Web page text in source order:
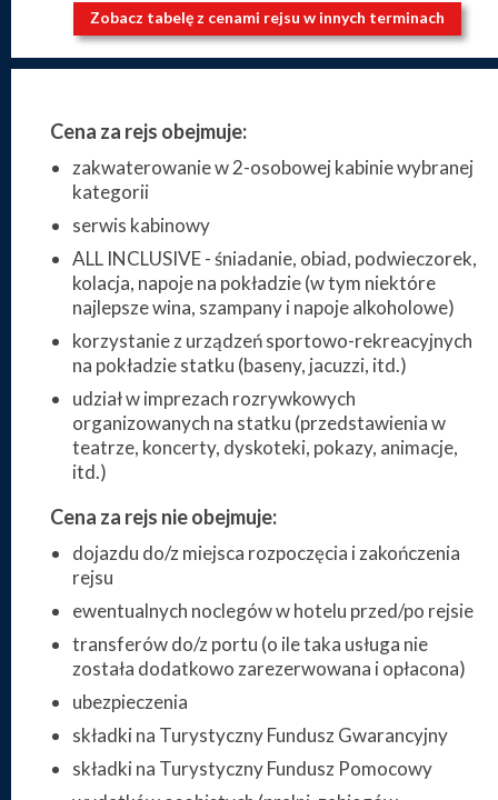
Zobacz tabelę z cenami rejsu w innych terminach
Cena za rejs obejmuje:
zakwaterowanie w 2-osobowej kabinie wybranej
kategorii
serwis kabinowy
ALL INCLUSIVE - śniadanie, obiad, podwieczorek,
kolacja, napoje na pokładzie (w tym niektóre
najlepsze wina, szampany i napoje alkoholowe)
korzystanie z urządzeń sportowo-rekreacyjnych
na pokładzie statku (baseny, jacuzzi, itd.)
udział w imprezach rozrywkowych
organizowanych na statku (przedstawienia w
teatrze, koncerty, dyskoteki, pokazy, animacje,
itd.)
Cena za rejs nie obejmuje:
dojazdu do/z miejsca rozpoczęcia i zakończenia
rejsu
ewentualnych noclegów w hotelu przed/po rejsie
transferów do/z portu (o ile taka usługa nie
została dodatkowo zarezerwowana i opłacona)
ubezpieczenia
składki na Turystyczny Fundusz Gwarancyjny
składki na Turystyczny Fundusz Pomocowy